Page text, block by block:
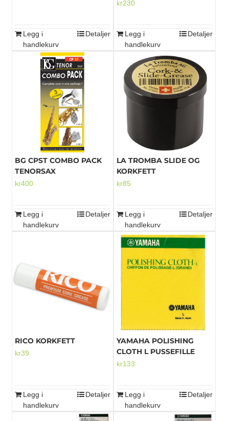
Legg i
handlekurv
Detaljer
kr230
Legg i
handlekurv
Detaljer
BG CPST COMBO PACK
TENORSAX
kr400
Legg i
handlekurv
Detaljer
LA TROMBA SLIDE OG
KORKFETT
kr85
Legg i
handlekurv
Detaljer
RICO KORKFETT
kr39
Legg i
handlekurv
Detaljer
YAMAHA POLISHING
CLOTH L PUSSEFILLE
kr133
Legg i
handlekurv
Detaljer